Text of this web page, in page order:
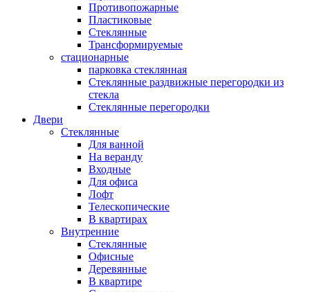
Противопожарные
Пластиковые
Стеклянные
Трансформируемые
стационарные
парковка стеклянная
Стеклянные раздвижные перегородки из
стекла
Стеклянные перегородки
Двери
Стеклянные
Для ванной
На веранду
Входные
Для офиса
Лофт
Телескопические
В квартирах
Внутренние
Стеклянные
Офисные
Деревянные
В квартире